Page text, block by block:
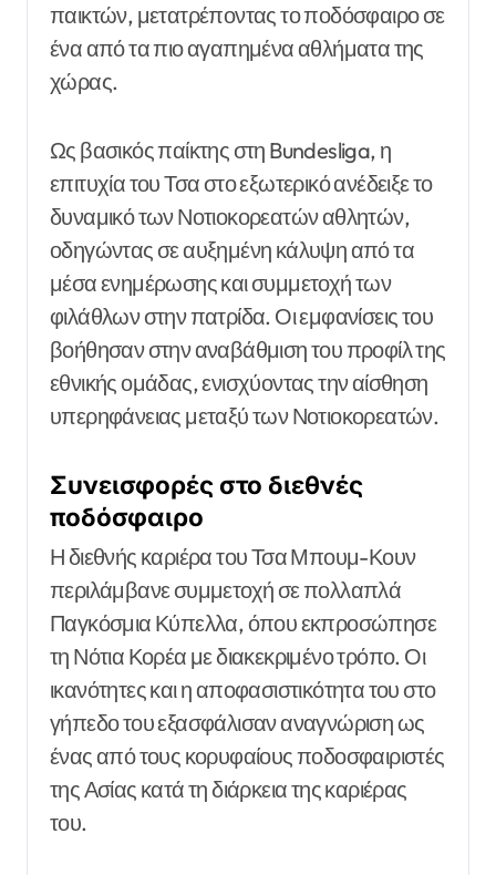
παικτών, μετατρέποντας το ποδόσφαιρο σε
ένα από τα πιο αγαπημένα αθλήματα της
χώρας.
Ως βασικός παίκτης στη Bundesliga, η
επιτυχία του Τσα στο εξωτερικό ανέδειξε το
δυναμικό των Νοτιοκορεατών αθλητών,
οδηγώντας σε αυξημένη κάλυψη από τα
μέσα ενημέρωσης και συμμετοχή των
φιλάθλων στην πατρίδα. Οι εμφανίσεις του
βοήθησαν στην αναβάθμιση του προφίλ της
εθνικής ομάδας, ενισχύοντας την αίσθηση
υπερηφάνειας μεταξύ των Νοτιοκορεατών.
Συνεισφορές στο διεθνές
ποδόσφαιρο
Η διεθνής καριέρα του Τσα Μπουμ-Κουν
περιλάμβανε συμμετοχή σε πολλαπλά
Παγκόσμια Κύπελλα, όπου εκπροσώπησε
τη Νότια Κορέα με διακεκριμένο τρόπο. Οι
ικανότητες και η αποφασιστικότητα του στο
γήπεδο του εξασφάλισαν αναγνώριση ως
ένας από τους κορυφαίους ποδοσφαιριστές
της Ασίας κατά τη διάρκεια της καριέρας
του.